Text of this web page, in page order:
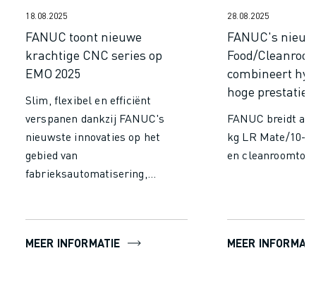
18.08.2025
FANUC toont nieuwe
krachtige CNC series op
EMO 2025
Slim, flexibel en efficiënt
verspanen dankzij FANUC's
nieuwste innovaties op het
gebied van
fabrieksautomatisering,
MEER INFORMATIE
28.08.2025
FANUC's
Food/
combineert
hoge prestaties
FANUC breidt
kg LR Mate/10-
en
MEER